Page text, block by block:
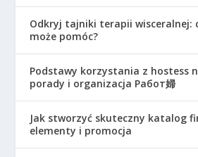
Odkryj tajniki terapii wisceralnej:
może pomóc?
Podstawy korzystania z hostess
porady i organizacja Работ婦
Jak stworzyć skuteczny katalog
elementy i promocja